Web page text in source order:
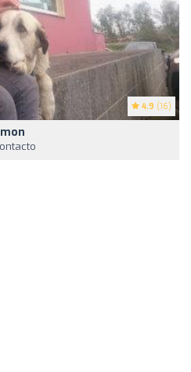
4.9 (16)